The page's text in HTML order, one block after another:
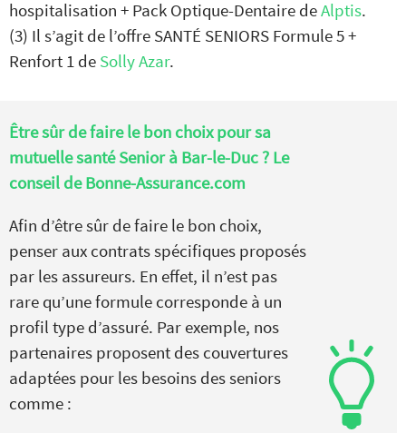
hospitalisation + Pack Optique-Dentaire deAlptis.
(3) Il s’agit de l’offre SANTÉ SENIORS Formule 5 +
Renfort 1 de Solly Azar.
Être sûr de faire le bon choix pour sa
mutuelle santé Senior à Bar-le-Duc ? Le
conseil de Bonne-Assurance.com
Afin d’être sûr de faire le bon choix,
penser aux contrats spécifiques proposés
par les assureurs. En effet, il n’est pas
rare qu’une formule corresponde à un
profil type d’assuré. Par exemple, nos
partenaires proposent des couvertures
adaptées pour les besoins des seniors
comme :